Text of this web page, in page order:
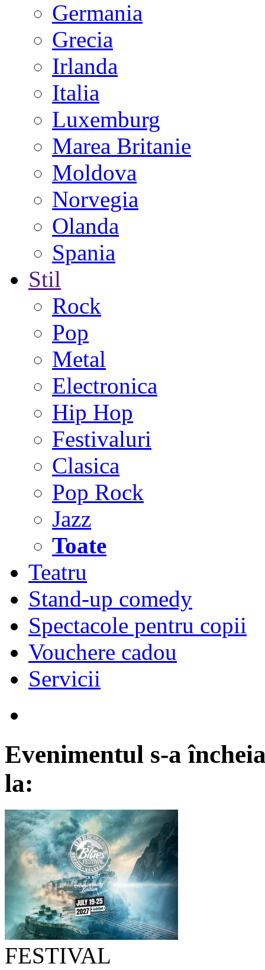
Germania
Grecia
Irlanda
Italia
Luxemburg
Marea Britanie
Moldova
Norvegia
Olanda
Spania
Stil
Rock
Pop
Metal
Electronica
Hip Hop
Festivaluri
Clasica
Pop Rock
Jazz
Toate
Teatru
Stand-up comedy
Spectacole pentru copii
Vouchere cadou
Servicii
Evenimentul s-a
la:
FESTIVAL